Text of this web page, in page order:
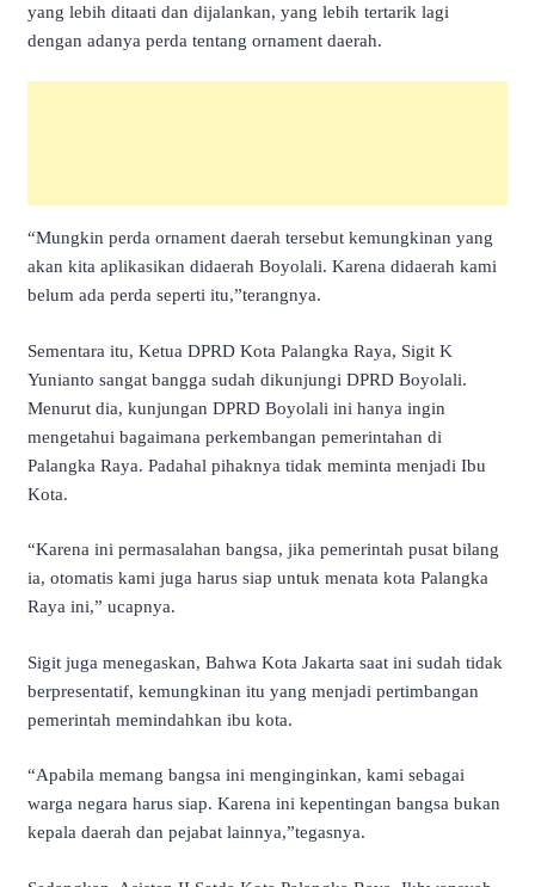
yang lebih ditaati dan dijalankan, yang lebih tertarik lagi
dengan adanya perda tentang ornament daerah.
“Mungkin perda ornament daerah tersebut kemungkinan yang
akan kita aplikasikan didaerah Boyolali. Karena didaerah kami
belum ada perda seperti itu,”terangnya.
Sementara itu, Ketua DPRD Kota Palangka Raya, Sigit K
Yunianto sangat bangga sudah dikunjungi DPRD Boyolali.
Menurut dia, kunjungan DPRD Boyolali ini hanya ingin
mengetahui bagaimana perkembangan pemerintahan di
Palangka Raya. Padahal pihaknya tidak meminta menjadi Ibu
Kota.
“Karena ini permasalahan bangsa, jika pemerintah pusat bilang
ia, otomatis kami juga harus siap untuk menata kota Palangka
Raya ini,” ucapnya.
Sigit juga menegaskan, Bahwa Kota Jakarta saat ini sudah tidak
berpresentatif, kemungkinan itu yang menjadi pertimbangan
pemerintah memindahkan ibu kota.
“Apabila memang bangsa ini menginginkan, kami sebagai
warga negara harus siap. Karena ini kepentingan bangsa bukan
kepala daerah dan pejabat lainnya,”tegasnya.